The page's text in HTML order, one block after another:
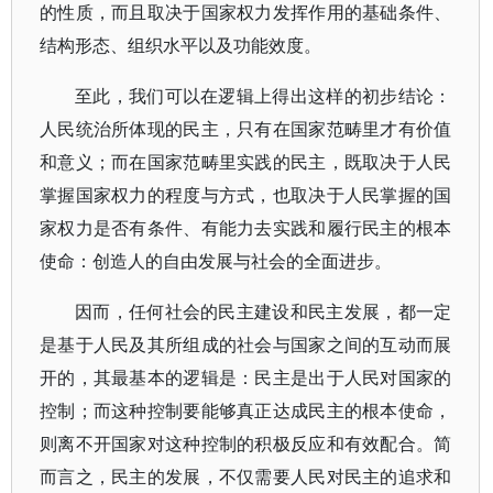
的性质，而且取决于国家权力发挥作用的基础条件、
结构形态、组织水平以及功能效度。
至此，我们可以在逻辑上得出这样的初步结论：
人民统治所体现的民主，只有在国家范畴里才有价值
和意义；而在国家范畴里实践的民主，既取决于人民
掌握国家权力的程度与方式，也取决于人民掌握的国
家权力是否有条件、有能力去实践和履行民主的根本
使命：创造人的自由发展与社会的全面进步。
因而，任何社会的民主建设和民主发展，都一定
是基于人民及其所组成的社会与国家之间的互动而展
开的，其最基本的逻辑是：民主是出于人民对国家的
控制；而这种控制要能够真正达成民主的根本使命，
则离不开国家对这种控制的积极反应和有效配合。简
而言之，民主的发展，不仅需要人民对民主的追求和